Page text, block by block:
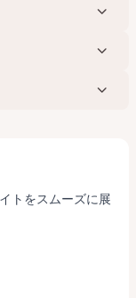
トをスムーズに展